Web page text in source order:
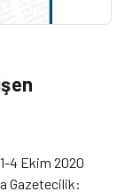
4 Ekim 2020
Gazetecilik: